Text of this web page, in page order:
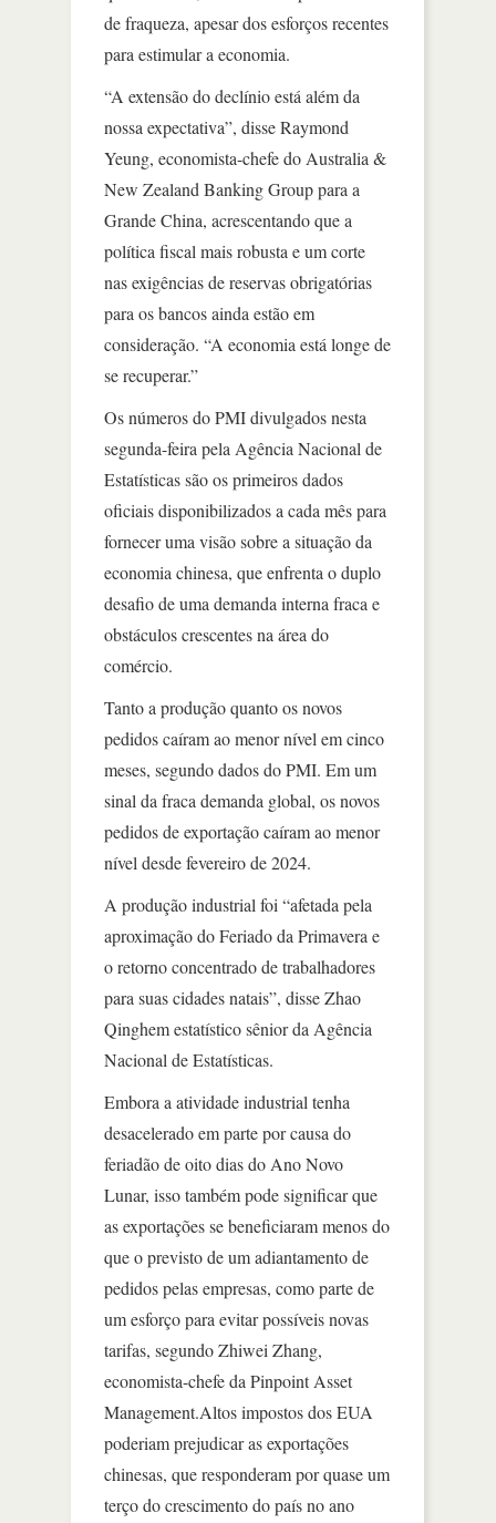
de fraqueza, apesar dos esforços recentes
para estimular a economia.
“A extensão do declínio está além da
nossa expectativa”, disse Raymond
Yeung, economista-chefe do Australia &
New Zealand Banking Group para a
Grande China, acrescentando que a
política fiscal mais robusta e um corte
nas exigências de reservas obrigatórias
para os bancos ainda estão em
consideração. “A economia está longe de
se recuperar.”
Os números do PMI divulgados nesta
segunda-feira pela Agência Nacional de
Estatísticas são os primeiros dados
oficiais disponibilizados a cada mês para
fornecer uma visão sobre a situação da
economia chinesa, que enfrenta o duplo
desafio de uma demanda interna fraca e
obstáculos crescentes na área do
comércio.
Tanto a produção quanto os novos
pedidos caíram ao menor nível em cinco
meses, segundo dados do PMI. Em um
sinal da fraca demanda global, os novos
pedidos de exportação caíram ao menor
nível desde fevereiro de 2024.
A produção industrial foi “afetada pela
aproximação do Feriado da Primavera e
o retorno concentrado de trabalhadores
para suas cidades natais”, disse Zhao
Qinghem estatístico sênior da Agência
Nacional de Estatísticas.
Embora a atividade industrial tenha
desacelerado em parte por causa do
feriadão de oito dias do Ano Novo
Lunar, isso também pode significar que
as exportações se beneficiaram menos do
que o previsto de um adiantamento de
pedidos pelas empresas, como parte de
um esforço para evitar possíveis novas
tarifas, segundo Zhiwei Zhang,
economista-chefe da Pinpoint Asset
Management.Altos impostos dos EUA
poderiam prejudicar as exportações
chinesas, que responderam por quase um
terço do crescimento do país no ano